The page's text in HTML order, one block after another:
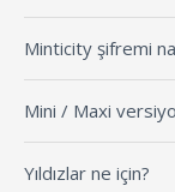
Minticity şifremi
Mini / Maxi
Yıldızlar ne için?